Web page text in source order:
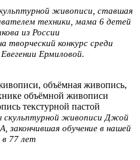
живописи, ставшая
техники, мама 6 детей
из России
творческий конкурс среди
Ермиловой.
живописи Джой
обучение в нашей
в 77 лет